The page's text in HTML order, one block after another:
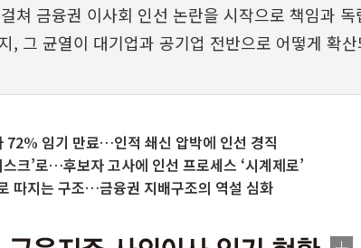
쳐 금융권 이사회 인선 논란을 시작으로 책임과 독
, 그 균열이 대기업과 공기업 전반으로 어떻게 확
72% 임기 만료…인적 쇄신 압박에 인선 경직
크’로…후보자 고사에 인선 프로세스 ‘시계제로’
따지는 구조…금융권 지배구조의 역설 심화